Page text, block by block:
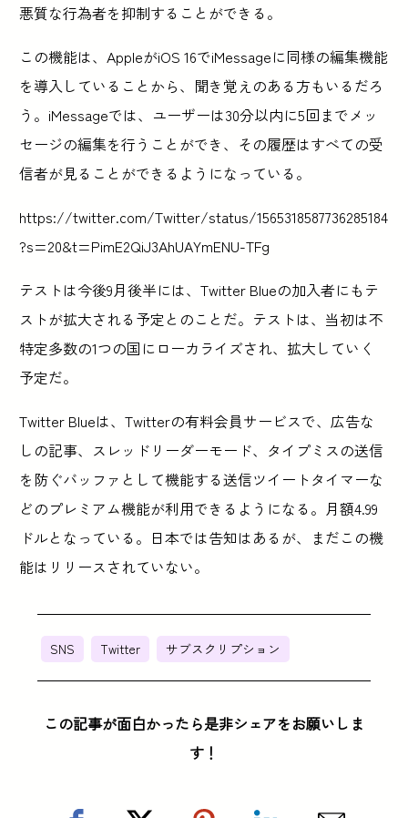
悪質な行為者を抑制することができる。
この機能は、AppleがiOS 16でiMessageに同様の編集機能
を導入していることから、聞き覚えのある方もいるだろ
う。iMessageでは、ユーザーは30分以内に5回までメッ
セージの編集を行うことができ、その履歴はすべての受
信者が見ることができるようになっている。
https://twitter.com/Twitter/status/1565318587736285184
?s=20&t=PimE2QiJ3AhUAYmENU-TFg
テストは今後9月後半には、Twitter Blueの加入者にもテ
ストが拡大される予定とのことだ。テストは、当初は不
特定多数の1つの国にローカライズされ、拡大していく
予定だ。
Twitter Blueは、Twitterの有料会員サービスで、広告な
しの記事、スレッドリーダーモード、タイプミスの送信
を防ぐバッファとして機能する送信ツイートタイマーな
どのプレミアム機能が利用できるようになる。月額4.99
ドルとなっている。日本では告知はあるが、まだこの機
能はリリースされていない。
SNS Twitter サブスクリプション
この記事が面白かったら是非シェアをお願いしま
す！